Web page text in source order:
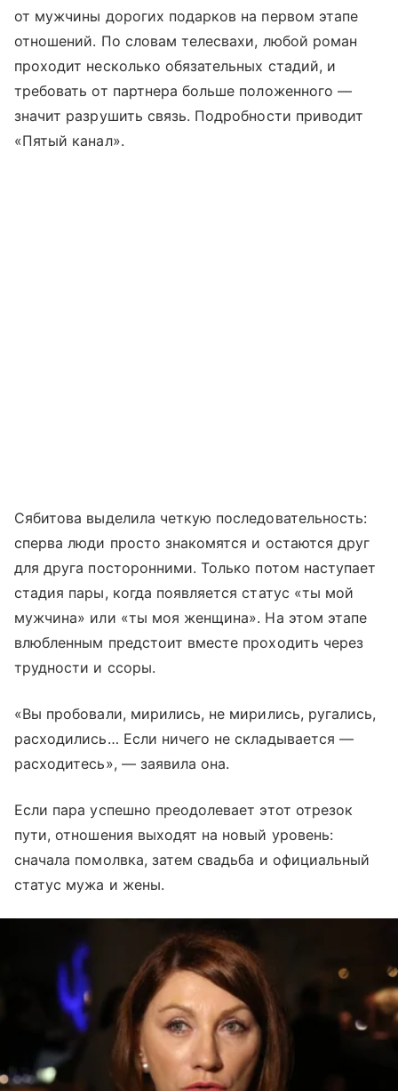
от мужчины дорогих подарков на первом этапе
отношений. По словам телесвахи, любой роман
проходит несколько обязательных стадий, и
требовать от партнера больше положенного —
значит разрушить связь. Подробности приводит
«Пятый канал».
Сябитова выделила четкую последовательность:
сперва люди просто знакомятся и остаются друг
для друга посторонними. Только потом наступает
стадия пары, когда появляется статус «ты мой
мужчина» или «ты моя женщина». На этом этапе
влюбленным предстоит вместе проходить через
трудности и ссоры.
«Вы пробовали, мирились, не мирились, ругались,
расходились… Если ничего не складывается —
расходитесь», — заявила она.
Если пара успешно преодолевает этот отрезок
пути, отношения выходят на новый уровень:
сначала помолвка, затем свадьба и официальный
статус мужа и жены.